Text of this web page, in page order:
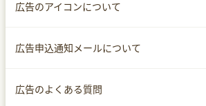
広告のアイコンについて
広告申込通知メールについて
広告のよくある質問